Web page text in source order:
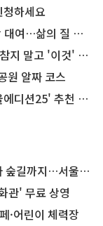
하세요
삶의 질 높인다
'이것' 해보세요!
원 알짜 코스
션25' 추천 코스
서울둘레길 15코스
관' 무료 상영
·어린이 체력장